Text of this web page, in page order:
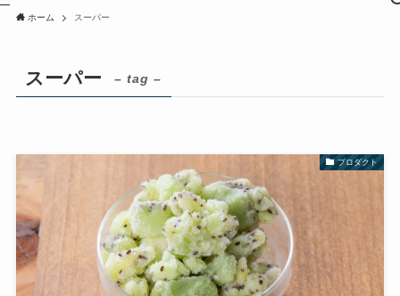
ホーム スーパー
スーパー – tag –
プロダクト